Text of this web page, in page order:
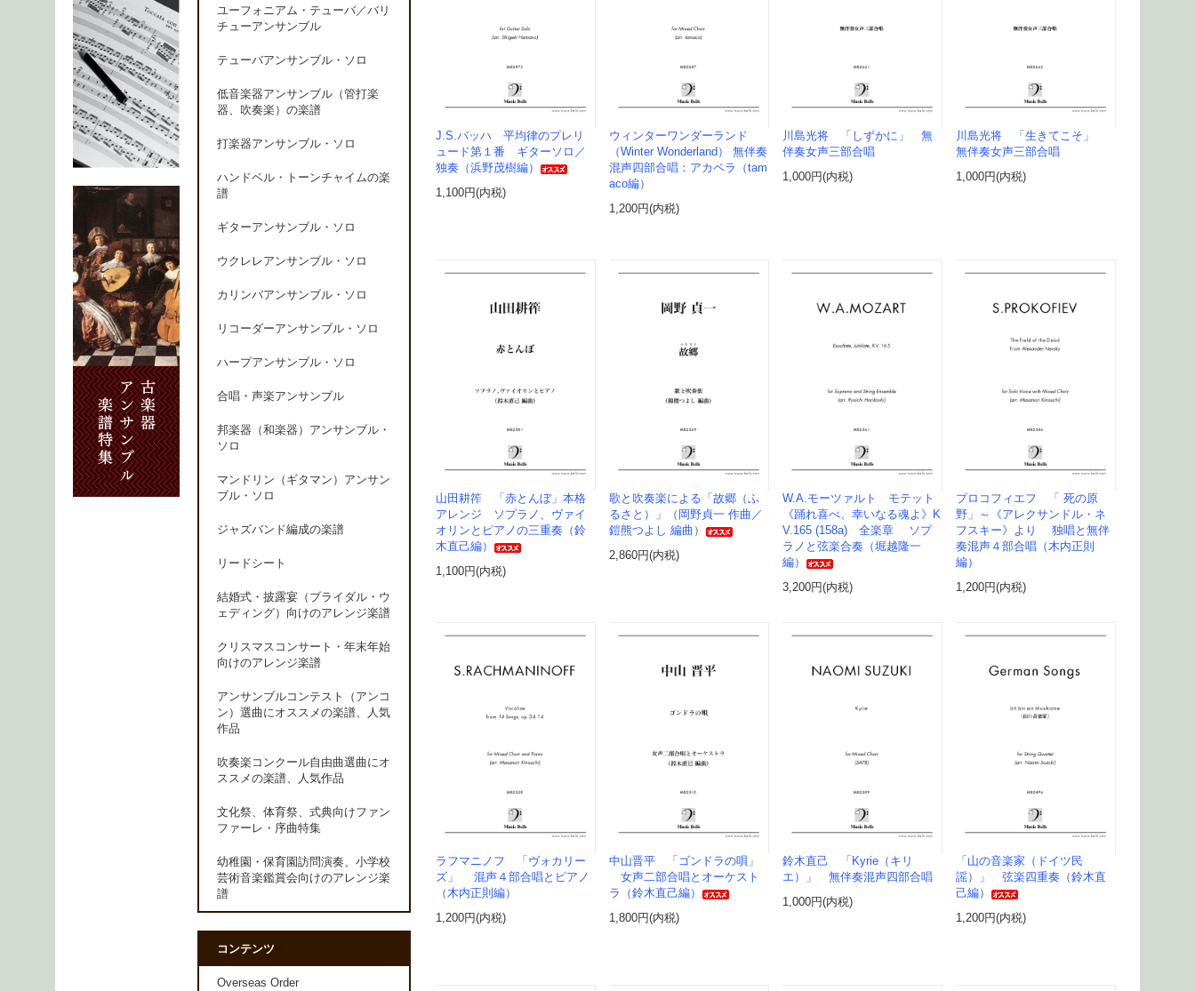
J.S.バッハ 平均律のプレリ
ュード第１番 ギターソロ／
独奏（浜野茂樹編）
1,100円(内税)
ウィンターワンダーランド
（Winter Wonderland） 無伴奏
混声四部合唱：アカペラ（tam
aco編）
1,200円(内税)
川島光将 「しずかに」 無
伴奏女声三部合唱
1,000円(内税)
川島光将 「生きてこそ」
無伴奏女声三部合唱
1,000円(内税)
山田耕筰 「赤とんぼ」本格
アレンジ ソプラノ、ヴァイ
オリンとピアノの三重奏（鈴
木直己編）
1,100円(内税)
歌と吹奏楽による「故郷（ふ
るさと）」（岡野貞一 作曲／
鎧熊つよし 編曲）
2,860円(内税)
W.A.モーツァルト モテット
《踊れ喜べ、幸いなる魂よ》K
V.165 (158a) 全楽章 ソプ
ラノと弦楽合奏（堀越隆一
編）
3,200円(内税)
プロコフィエフ 「 死の原
野」～《アレクサンドル・ネ
フスキー》より 独唱と無伴
奏混声４部合唱（木内正則
編）
1,200円(内税)
ラフマニノフ 「ヴォカリー
ズ」 混声４部合唱とピアノ
（木内正則編）
1,200円(内税)
中山晋平 「ゴンドラの唄」
女声二部合唱とオーケスト
ラ（鈴木直己編）
1,800円(内税)
鈴木直己 「Kyrie（キリ
エ）」 無伴奏混声四部合唱
1,000円(内税)
「山の音楽家（ドイツ民
謡）」 弦楽四重奏（鈴木直
己編）
1,200円(内税)
ユーフォニアム・テューバ／バリ
チューアンサンブル
テューバアンサンブル・ソロ
低音楽器アンサンブル（管打楽
器、吹奏楽）の楽譜
打楽器アンサンブル・ソロ
ハンドベル・トーンチャイムの楽
譜
ギターアンサンブル・ソロ
ウクレレアンサンブル・ソロ
カリンバアンサンブル・ソロ
リコーダーアンサンブル・ソロ
ハープアンサンブル・ソロ
合唱・声楽アンサンブル
邦楽器（和楽器）アンサンブル・
ソロ
マンドリン（ギタマン）アンサン
ブル・ソロ
ジャズバンド編成の楽譜
リードシート
結婚式・披露宴（ブライダル・ウ
ェディング）向けのアレンジ楽譜
クリスマスコンサート・年末年始
向けのアレンジ楽譜
アンサンブルコンテスト（アンコ
ン）選曲にオススメの楽譜、人気
作品
吹奏楽コンクール自由曲選曲にオ
ススメの楽譜、人気作品
文化祭、体育祭、式典向けファン
ファーレ・序曲特集
幼稚園・保育園訪問演奏、小学校
芸術音楽鑑賞会向けのアレンジ楽
譜
コンテンツ
Overseas Order